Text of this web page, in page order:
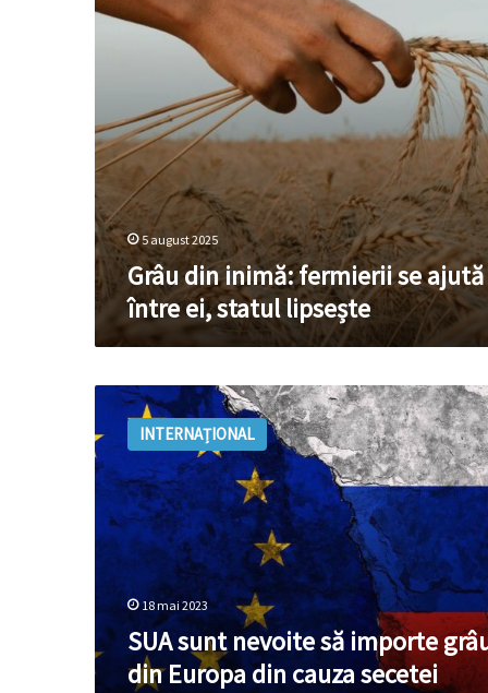
5 august 2025
Grâu din inimă: fermierii se ajută
între ei, statul lipsește
SUA
sunt
nevoite
să
importe
grâu
din
Europa
din
cauza
secetei
INTERNAȚIONAL
18 mai 2023
SUA sunt nevoite să importe
din Europa din cauza secetei